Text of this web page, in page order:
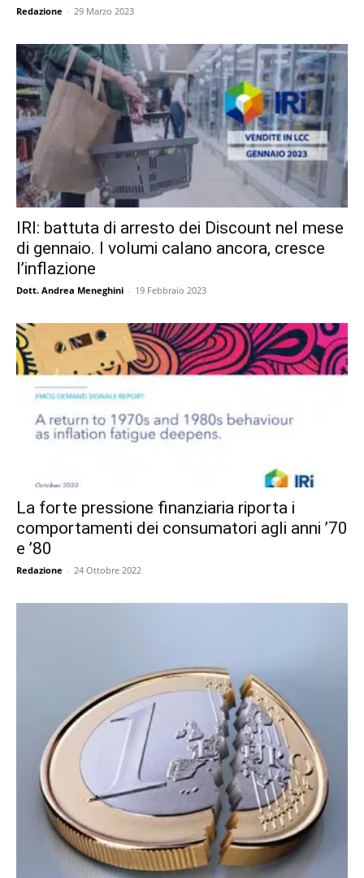
Redazione - 29 Marzo 2023
IRI: battuta di arresto dei Discount nel mese
di gennaio. I volumi calano ancora, cresce
l’inflazione
Dott. Andrea Meneghini - 19 Febbraio 2023
La forte pressione finanziaria riporta i
comportamenti dei consumatori agli anni ’70
e ’80
Redazione - 24 Ottobre 2022